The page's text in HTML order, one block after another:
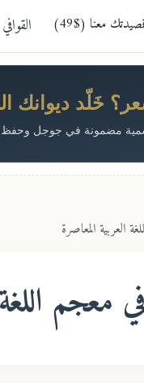
معنا ($49) القوافي
خَلّد ديوانك
مضمونة في جوجل وحفظ
العربية المعاصرة
في معجم